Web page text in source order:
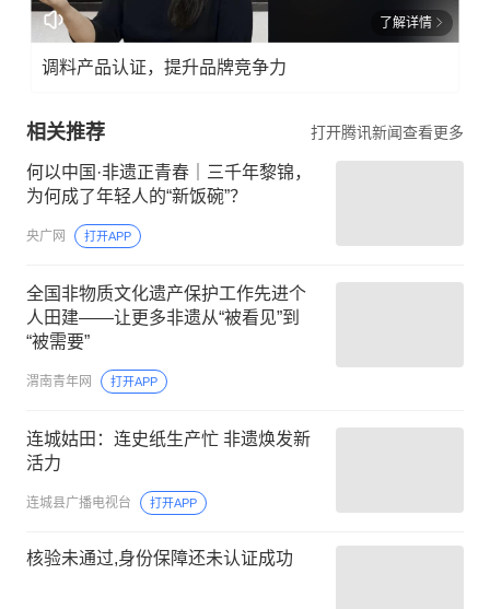
了解详情
调料产品认证，提升品牌竞争力
相关推荐 打开腾讯新闻查看更多
何以中国·非遗正青春｜三千年黎锦，
为何成了年轻人的“新饭碗”？
央广网 打开APP
全国非物质文化遗产保护工作先进个
人田建——让更多非遗从“被看见”到
“被需要”
渭南青年网 打开APP
连城姑田：连史纸生产忙 非遗焕发新
活力
连城县广播电视台 打开APP
核验未通过,身份保障还未认证成功